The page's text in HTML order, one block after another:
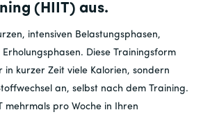
(HIIT) aus.
intensiven Belastungsphasen,
Diese Trainingsform
kurzer Zeit viele Kalorien, sondern
an, selbst nach dem Training.
mehrmals pro Woche in Ihren